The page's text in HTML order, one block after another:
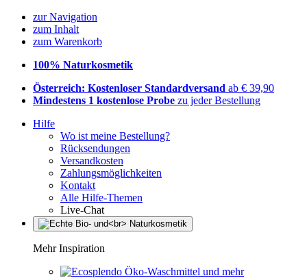
zur Navigation
zum Inhalt
zum Warenkorb
100% Naturkosmetik
Österreich: Kostenloser Standardversand ab € 39,90
Mindestens 1 kostenlose Probe zu jeder Bestellung
Hilfe
Wo ist meine Bestellung?
Rücksendungen
Versandkosten
Zahlungsmöglichkeiten
Kontakt
Alle Hilfe-Themen
Live-Chat
Mehr Inspiration
Öko-Waschmittel und mehr